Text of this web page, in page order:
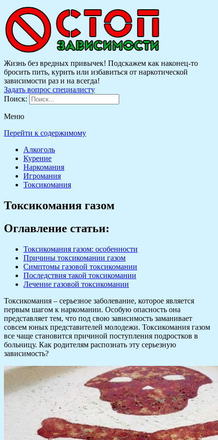
Жизнь без вредных привычек! Подскажем как наконец-то
бросить пить, курить или избавиться от наркотической
зависимости раз и на всегда!
Задать вопрос специалисту
Поиск:
Меню
Перейти к содержимому
Алкоголь
Курение
Наркомания
Игромания
Токсикомания
Токсикомания газом
Оглавление статьи:
Токсикомания газом: особенности
Причины токсикомании газом
Симптомы газовой токсикомании
Последствия такой токсикомании
Лечение газовой токсикомании
Токсикомания – серьезное заболевание, которое является
первым шагом к наркомании. Особую опасность она
представляет тем, что под свою зависимость заманивает
совсем юных представителей молодежи. Токсикомания газом
все чаще становится причиной поступления подростков в
больницу. Как родителям распознать эту серьезную
зависимость?